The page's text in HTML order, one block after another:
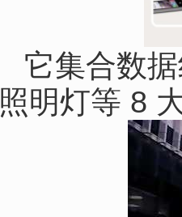
它集合数
照明灯等 8